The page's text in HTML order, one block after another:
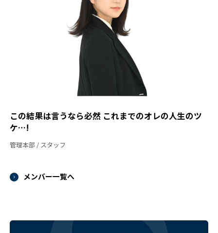
この結果は言うなら必然 これまでのオレの人生のツ
ケ…!
管理本部 スタッフ
メンバー一覧へ